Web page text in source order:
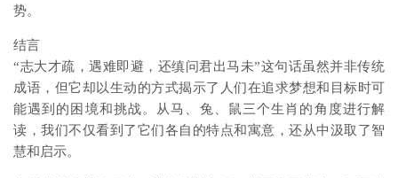
势。
结言
“志大才疏，遇难即避，还缜问君出马未”这句话虽然并非传统
成语，但它却以生动的方式揭示了人们在追求梦想和目标时可
能遇到的困境和挑战。从马、兔、鼠三个生肖的角度进行解
读，我们不仅看到了它们各自的特点和寓意，还从中汲取了智
慧和启示。